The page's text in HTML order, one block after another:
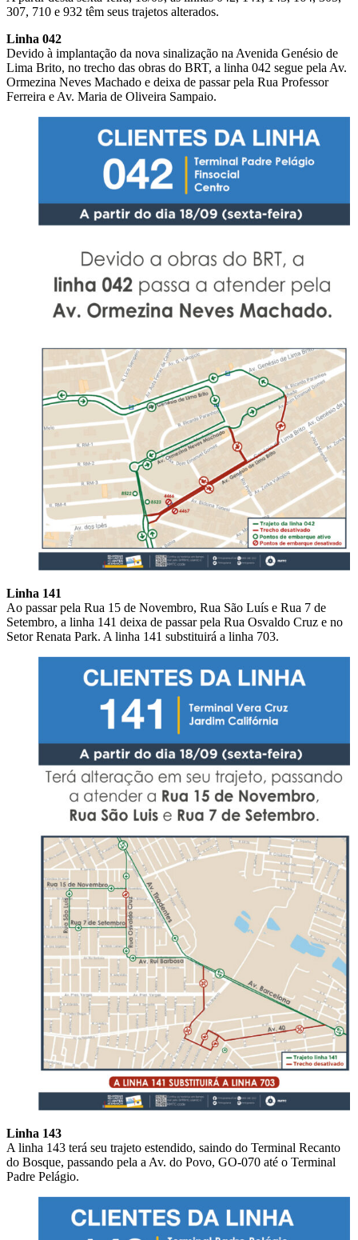
307, 710 e 932 têm seus trajetos alterados.
Linha 042
Devido à implantação da nova sinalização na Avenida Genésio de
Lima Brito, no trecho das obras do BRT, a linha 042 segue pela Av.
Ormezina Neves Machado e deixa de passar pela Rua Professor
Ferreira e Av. Maria de Oliveira Sampaio.
Linha 141
Ao passar pela Rua 15 de Novembro, Rua São Luís e Rua 7 de
Setembro, a linha 141 deixa de passar pela Rua Osvaldo Cruz e no
Setor Renata Park. A linha 141 substituirá a linha 703.
Linha 143
A linha 143 terá seu trajeto estendido, saindo do Terminal Recanto
do Bosque, passando pela a Av. do Povo, GO-070 até o Terminal
Padre Pelágio.